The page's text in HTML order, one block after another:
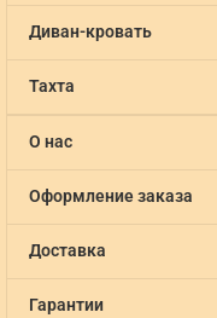
Диван-кровать
Тахта
О нас
Оформление заказа
Доставка
Гарантии